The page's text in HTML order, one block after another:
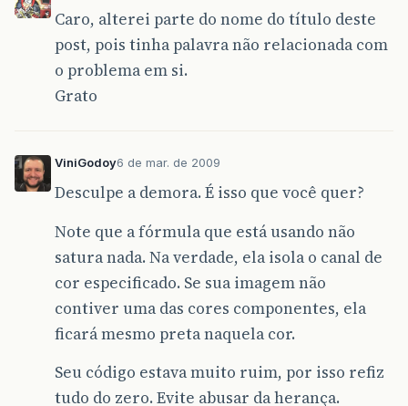
Caro, alterei parte do nome do título deste
post, pois tinha palavra não relacionada com
o problema em si.
Grato
ViniGodoy6 de mar. de 2009
Desculpe a demora. É isso que você quer?
Note que a fórmula que está usando não
satura nada. Na verdade, ela isola o canal de
cor especificado. Se sua imagem não
contiver uma das cores componentes, ela
ficará mesmo preta naquela cor.
Seu código estava muito ruim, por isso refiz
tudo do zero. Evite abusar da herança.